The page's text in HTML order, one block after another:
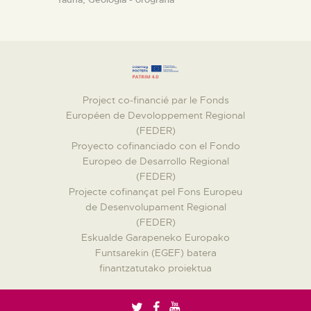
Project co-financié par le Fonds
Européen de Devoloppement Regional
(FEDER)
Proyecto cofinanciado con el Fondo
Europeo de Desarrollo Regional
(FEDER)
Projecte cofinançat pel Fons Europeu
de Desenvolupament Regional
(FEDER)
Eskualde Garapeneko Europako
Funtsarekin (EGEF) batera
finantzatutako proiektua